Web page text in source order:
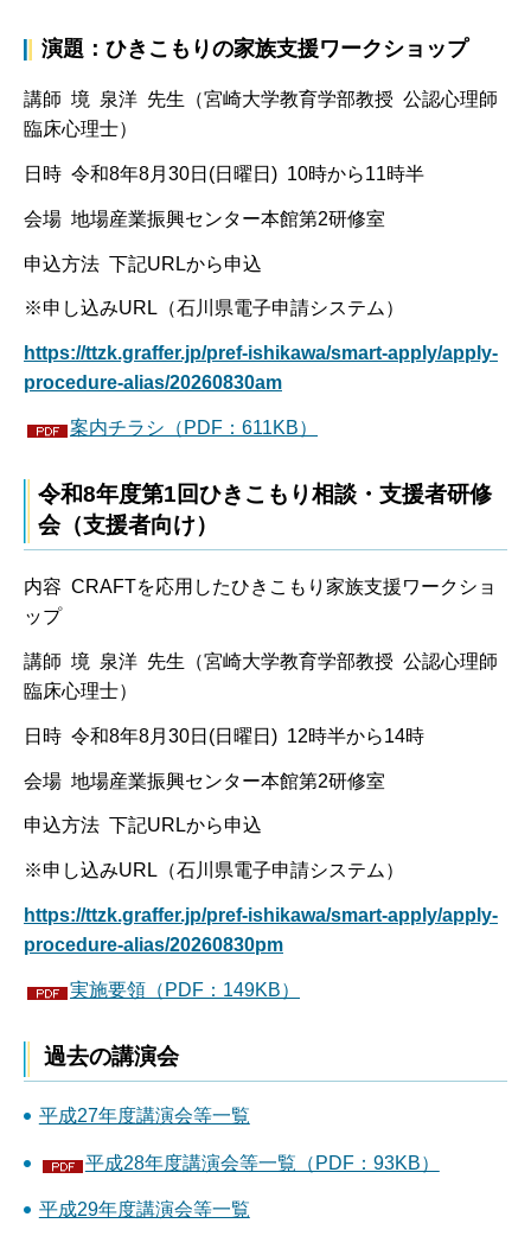
演題：ひきこもりの家族支援ワークショップ
講師 境 泉洋 先生（宮崎大学教育学部教授 公認心理師
臨床心理士）
日時 令和8年8月30日(日曜日) 10時から11時半
会場 地場産業振興センター本館第2研修室
申込方法 下記URLから申込
※申し込みURL（石川県電子申請システム）
https://ttzk.graffer.jp/pref-ishikawa/smart-apply/apply-
procedure-alias/20260830am
案内チラシ（PDF：611KB）
令和8年度第1回ひきこもり相談・支援者研修
会（支援者向け）
内容 CRAFTを応用したひきこもり家族支援ワークショ
ップ
講師 境 泉洋 先生（宮崎大学教育学部教授 公認心理師
臨床心理士）
日時 令和8年8月30日(日曜日) 12時半から14時
会場 地場産業振興センター本館第2研修室
申込方法 下記URLから申込
※申し込みURL（石川県電子申請システム）
https://ttzk.graffer.jp/pref-ishikawa/smart-apply/apply-
procedure-alias/20260830pm
実施要領（PDF：149KB）
過去の講演会
平成27年度講演会等一覧
平成28年度講演会等一覧（PDF：93KB）
平成29年度講演会等一覧